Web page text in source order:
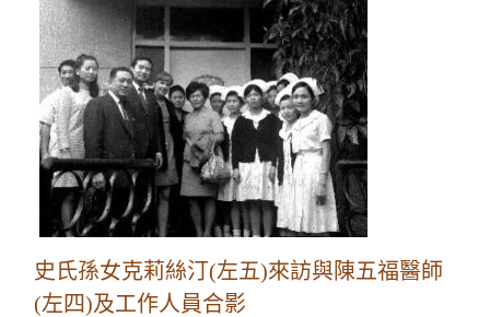
史氏孫女克莉絲汀(左五)來訪與陳五福醫師
(左四)及工作人員合影